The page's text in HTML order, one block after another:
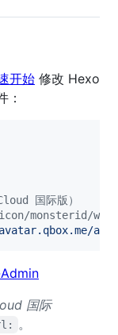
开始 修改 Hexo
：
国际版）
monsterid/
国际
。